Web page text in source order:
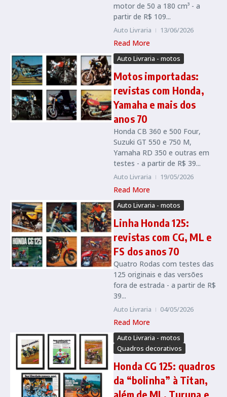
motor de 50 a 180 cm³ - a
partir de R$ 109...
Auto Livraria 13/06/2026
Read More
Auto Livraria - motos
Motos importadas:
revistas com Honda,
Yamaha e mais dos
anos 70
Honda CB 360 e 500 Four,
Suzuki GT 550 e 750 M,
Yamaha RD 350 e outras em
testes - a partir de R$ 39...
Auto Livraria 19/05/2026
Read More
Auto Livraria - motos
Linha Honda 125:
revistas com CG, ML e
FS dos anos 70
Quatro Rodas com testes das
125 originais e das versões
fora de estrada - a partir de R$
39...
Auto Livraria 04/05/2026
Read More
Auto Livraria - motos
Quadros decorativos
Honda CG 125: quadros
da “bolinha” à Titan,
além de ML, Turuna e